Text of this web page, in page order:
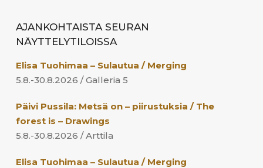
AJANKOHTAISTA SEURAN
NÄYTTELYTILOISSA
Elisa Tuohimaa – Sulautua / Merging
5.8.-30.8.2026 / Galleria 5
Päivi Pussila: Metsä on – piirustuksia / The
forest is – Drawings
5.8.-30.8.2026 / Arttila
Elisa Tuohimaa – Sulautua / Merging